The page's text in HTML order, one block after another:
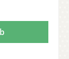
die